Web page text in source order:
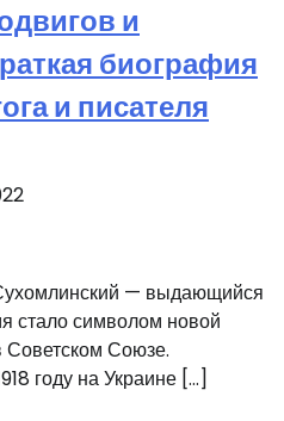
и
биография
и писателя
— выдающийся
стало символом новой
Советском Союзе.
году на Украине […]